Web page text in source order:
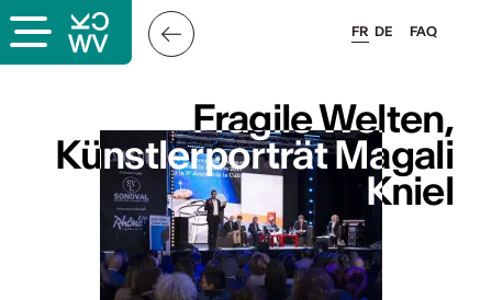
FAQ
FR DE
Fragile Welten,
Künstlerporträt Magali
Kniel
Fragile Welten,
Künstlerporträt Magali
Kniel